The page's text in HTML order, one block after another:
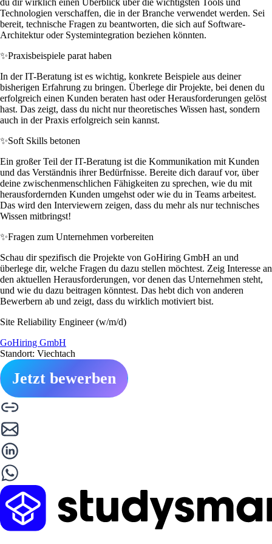
Technologien verschaffen, die in der Branche verwendet werden. Sei
bereit, technische Fragen zu beantworten, die sich auf Software-
Architektur oder Systemintegration beziehen könnten.
✨Praxisbeispiele parat haben
In der IT-Beratung ist es wichtig, konkrete Beispiele aus deiner
bisherigen Erfahrung zu bringen. Überlege dir Projekte, bei denen du
erfolgreich einen Kunden beraten hast oder Herausforderungen gelöst
hast. Das zeigt, dass du nicht nur theoretisches Wissen hast, sondern
auch in der Praxis erfolgreich sein kannst.
✨Soft Skills betonen
Ein großer Teil der IT-Beratung ist die Kommunikation mit Kunden
und das Verständnis ihrer Bedürfnisse. Bereite dich darauf vor, über
deine zwischenmenschlichen Fähigkeiten zu sprechen, wie du mit
herausfordernden Kunden umgehst oder wie du in Teams arbeitest.
Das wird den Interviewern zeigen, dass du mehr als nur technisches
Wissen mitbringst!
✨Fragen zum Unternehmen vorbereiten
Schau dir spezifisch die Projekte von GoHiring GmbH an und
überlege dir, welche Fragen du dazu stellen möchtest. Zeig Interesse an
den aktuellen Herausforderungen, vor denen das Unternehmen steht,
und wie du dazu beitragen könntest. Das hebt dich von anderen
Bewerbern ab und zeigt, dass du wirklich motiviert bist.
Site Reliability Engineer (w/m/d)
GoHiring GmbH
Standort: Viechtach
Jetzt bewerben